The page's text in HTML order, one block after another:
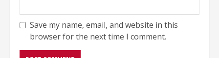
Save my name, email, and website in this
browser for the next time I comment.